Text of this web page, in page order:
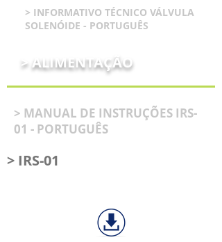
> INFORMATIVO TÉCNICO VÁLVULA
SOLENÓIDE - PORTUGUÊS
> ALIMENTAÇÃO
> MANUAL DE INSTRUÇÕES IRS-
01 - PORTUGUÊS
> IRS-01